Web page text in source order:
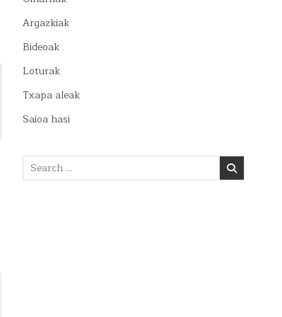
Argazkiak
Bideoak
Loturak
Txapa aleak
Saioa hasi
Search
for: